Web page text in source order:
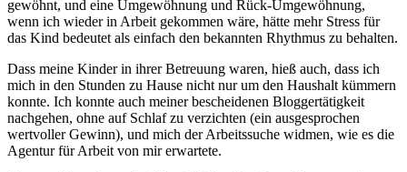
gewöhnt, und eine Umgewöhnung und Rück-Umgewöhnung,
wenn ich wieder in Arbeit gekommen wäre, hätte mehr Stress für
das Kind bedeutet als einfach den bekannten Rhythmus zu behalten.
Dass meine Kinder in ihrer Betreuung waren, hieß auch, dass ich
mich in den Stunden zu Hause nicht nur um den Haushalt kümmern
konnte. Ich konnte auch meiner bescheidenen Bloggertätigkeit
nachgehen, ohne auf Schlaf zu verzichten (ein ausgesprochen
wertvoller Gewinn), und mich der Arbeitssuche widmen, wie es die
Agentur für Arbeit von mir erwartete.